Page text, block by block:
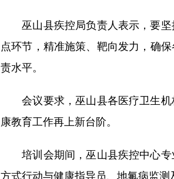
巫山县疾控局负责人表示，要坚
点环节，精准施策、靶向发力，确
责水平。
会议要求，巫山县各医疗卫生机
康教育工作再上新台阶。
培训会期间，巫山县疾控中心专
方式行动与健康指导员、地氟病监